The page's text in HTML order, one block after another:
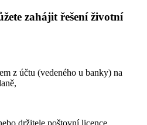
zahájit řešení životní
z účtu (vedeného u banky) na
držitele poštovní licence